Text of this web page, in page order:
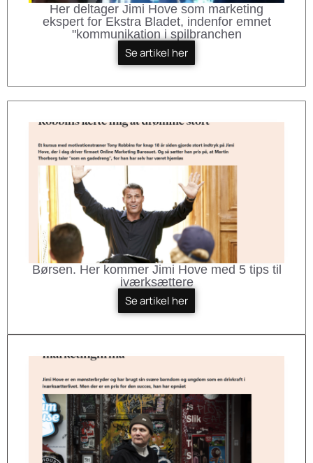
Her deltager Jimi Hove som marketing
ekspert for Ekstra Bladet, indenfor emnet
"kommunikation i spilbranchen
Se artikel her
Børsen. Her kommer Jimi Hove med 5 tips til
iværksættere
Se artikel her